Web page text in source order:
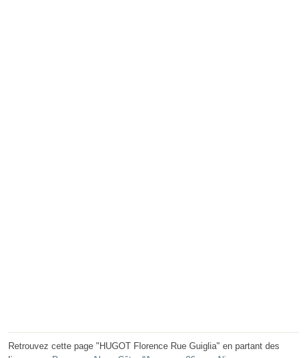
Retrouvez cette page "HUGOT Florence Rue Guiglia" en partant des